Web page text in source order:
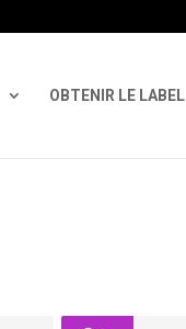
OBTENIR LE LABEL